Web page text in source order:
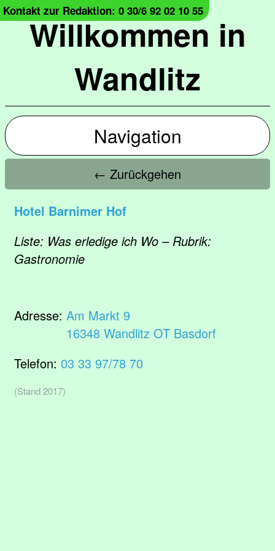
Willkommen in
Wandlitz
Kontakt zur Redaktion: 0 30/6 92 02 10 55
Navigation
← Zurückgehen
Hotel Barnimer Hof
Liste: Was erledige ich Wo – Rubrik:
Gastronomie
Adresse: Am Markt 9
16348 Wandlitz OT Basdorf
Telefon: 03 33 97/78 70
(Stand 2017)